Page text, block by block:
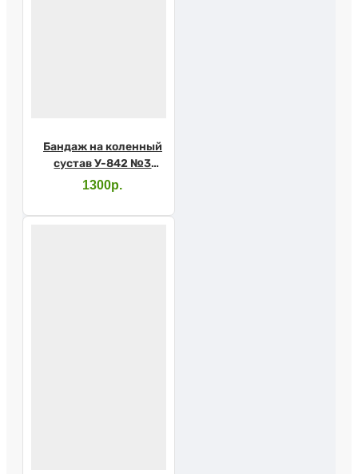
Бандаж на коленный
сустав У-842 №3
серый (Крейт)
1300р.